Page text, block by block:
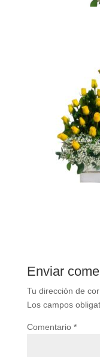
Enviar
Tu dirección de
Los campos
Comentario *